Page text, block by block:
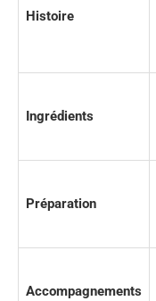
Histoire
Ingrédients
Préparation
Accompagnements